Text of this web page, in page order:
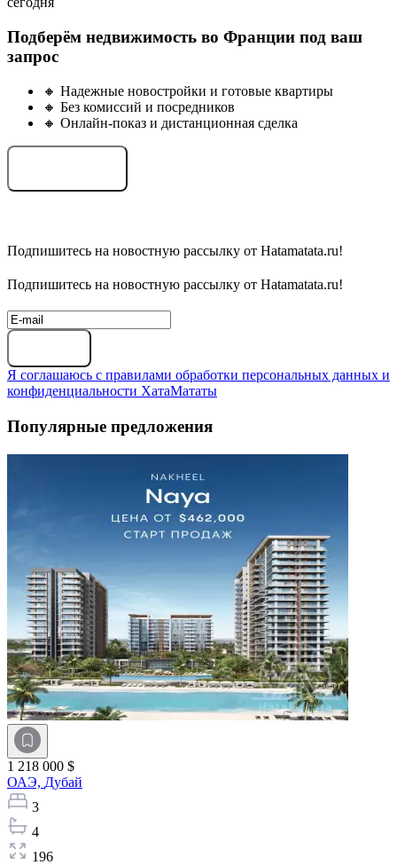
Подберём недвижимость во Франции под ваш
запрос
🔸 Надежные новостройки и готовые квартиры
🔸 Без комиссий и посредников
🔸 Онлайн-показ и дистанционная сделка
Подпишитесь на новостную рассылку от Hatamatata.ru!
Подпишитесь на новостную рассылку от Hatamatata.ru!
Я соглашаюсь с правилами обработки персональных данных и
конфиденциальности ХатаМататы
Популярные предложения
1 218 000 $
ОАЭ, Дубай
3
4
196